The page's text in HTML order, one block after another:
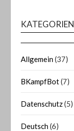
KATEGORIEN
Allgemein(37)
BKampfBot(7)
Datenschutz(5)
Deutsch(6)